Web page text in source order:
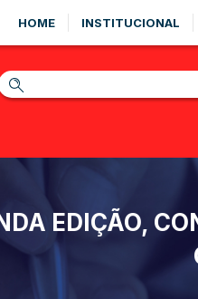
HOME INSTITUCIONAL
EDIÇÃO,